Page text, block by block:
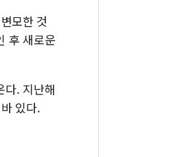
모한 것
후 새로운
다. 지난해
있다.